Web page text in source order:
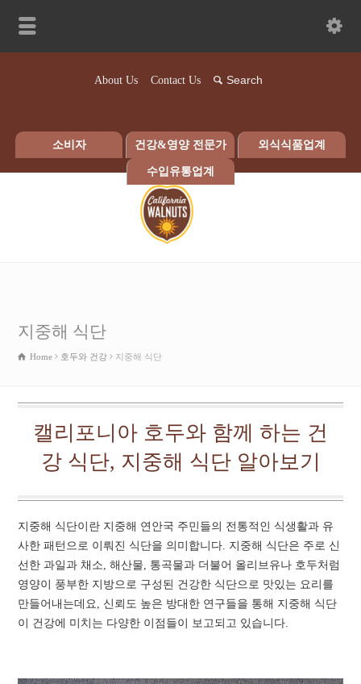
About Us Contact Us
소비자 건강&영양 전문가 외식식품업계
수입유통업계
지중해 식단
Home 호두와 건강 지중해 식단
캘리포니아 호두와 함께 하는 건
강 식단, 지중해 식단 알아보기
지중해 식단이란 지중해 연안국 주민들의 전통적인 식생활과 유
사한 패턴으로 이뤄진 식단을 의미합니다. 지중해 식단은 주로 신
선한 과일과 채소, 해산물, 통곡물과 더불어 올리브유나 호두처럼
영양이 풍부한 지방으로 구성된 건강한 식단으로 맛있는 요리를
만들어내는데요, 신뢰도 높은 방대한 연구들을 통해 지중해 식단
이 건강에 미치는 다양한 이점들이 보고되고 있습니다.